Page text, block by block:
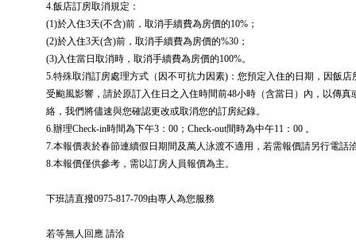
4.飯店訂房取消規定：
(1)於入住3天(不含)前，取消手續費為房價的10%；
(2)於入住3天(含)前，取消手續費為房價的%30；
(3)入住當日取消時，取消手續費為房價的100%。
5.特殊取消訂房處理方式（因不可抗力因素)：您預定入住的日期，因飯
受颱風影響，請於原訂入住日之入住時間前48小時（含當日）內，以傳真
絡，我們將儘速與您確認更改或取消您的訂房紀錄。
6.辦理Check-in時間為下午3：00；Check-out間時為中午11：00 。
7.本報價表於春節連續假日期間及萬人泳渡不適用，若需報價請另行電話
8.本報價僅供參考，需以訂房人員報價為主。
下班請直撥0975-817-709由專人為您服務
若等無人回應 請洽